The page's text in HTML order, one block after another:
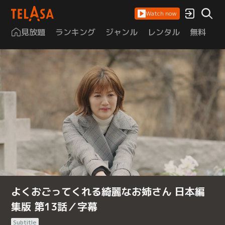
Watch now
見放題 ランキング ジャンル レンタル 無料
よくおごってくれる綺麗なお姉さん 日本編
集版 第13話／字幕
Subtitle